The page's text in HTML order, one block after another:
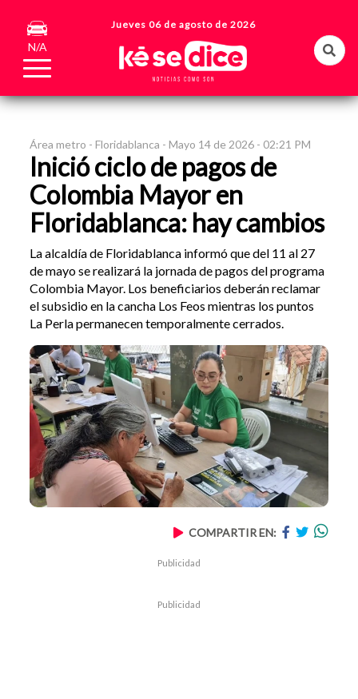
N/A
Jueves 06 de agosto de 2026
Área metro -Floridablanca -Mayo 14 de 2026 - 02:21 PM
Inició ciclo de pagos de
Colombia Mayor en
Floridablanca: hay cambios
La alcaldía de Floridablanca informó que del 11 al 27
de mayo se realizará la jornada de pagos del programa
Colombia Mayor. Los beneficiarios deberán reclamar
el subsidio en la cancha Los Feos mientras los puntos
La Perla permanecen temporalmente cerrados.
COMPARTIR EN:
Publicidad
Publicidad